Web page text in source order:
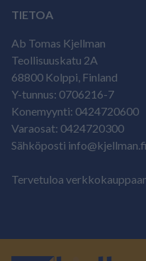
TIETOA
Ab Tomas Kjellman
Teollisuuskatu 2A
68800 Kolppi, Finland
Y-tunnus: 0706216-7
Konemyynti: 0424720600
Varaosat: 0424720300
Sähköposti info@kjellman.fi
Tervetuloa